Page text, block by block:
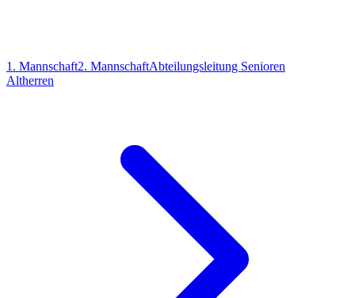
1. Mannschaft2. MannschaftAbteilungsleitung Senioren
Altherren